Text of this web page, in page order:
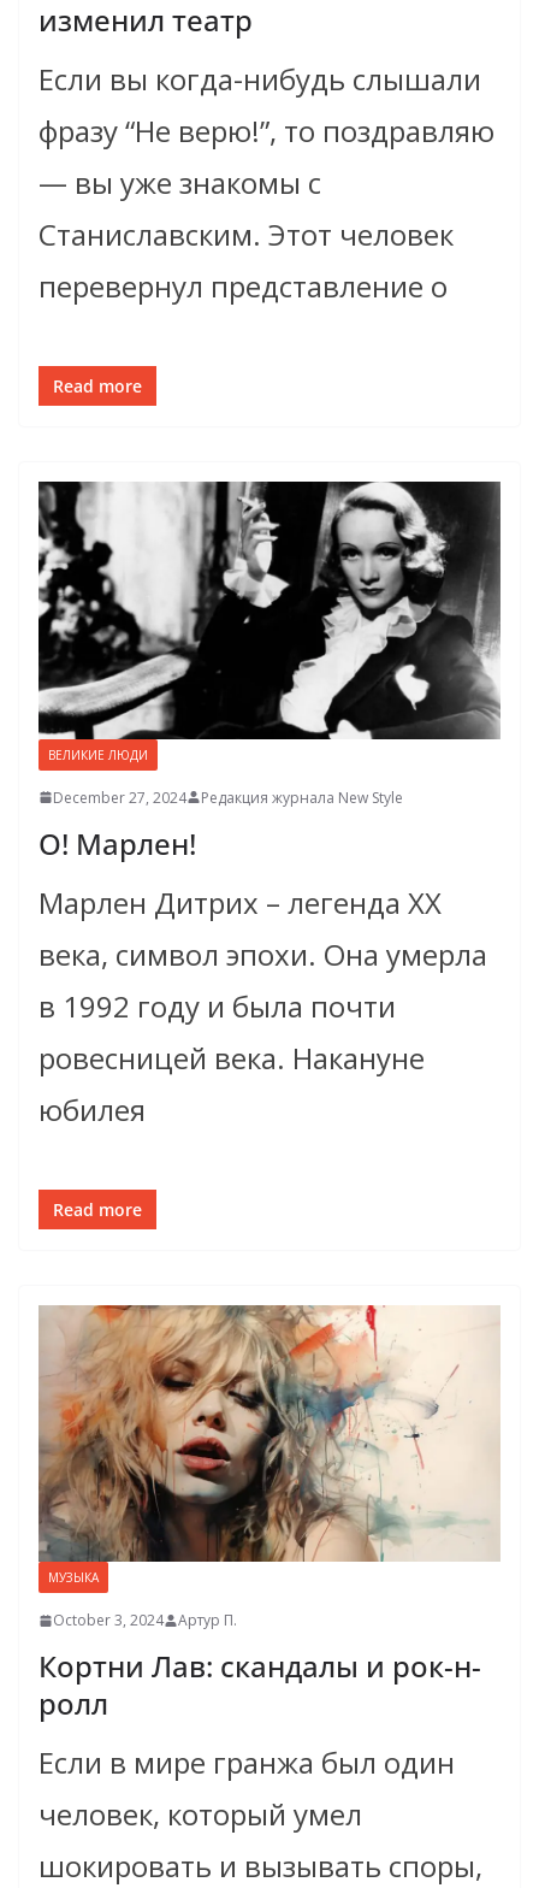
изменил театр
Если вы когда-нибудь слышали
фразу “Не верю!”, то поздравляю
— вы уже знакомы с
Станиславским. Этот человек
перевернул представление о
Read more
ВЕЛИКИЕ ЛЮДИ
December 27, 2024 Редакция журнала New Style
О! Марлен!
Марлен Дитрих – легенда ХХ
века, символ эпохи. Она умерла
в 1992 году и была почти
ровесницей века. Накануне
юбилея
Read more
МУЗЫКА
October 3, 2024 Артур П.
Кортни Лав: скандалы и рок-н-
ролл
Если в мире гранжа был один
человек, который умел
шокировать и вызывать споры,